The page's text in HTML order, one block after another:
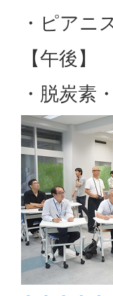
・ピアニ
【午後】
・脱炭素